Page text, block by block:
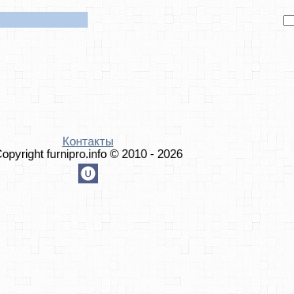
Контакты
furnipro.info © 2010 - 2026